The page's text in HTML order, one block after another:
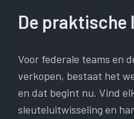
De praktische
Voor federale teams en
verkopen, bestaat het
en dat begint nu. Vind
sleuteluitwisseling en